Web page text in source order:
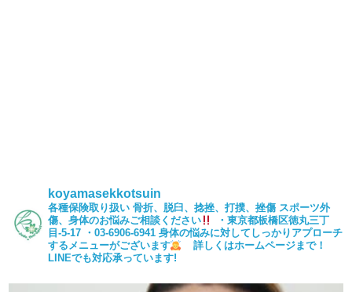
koyamasekkotsuin
各種保険取り扱い 骨折、脱臼、捻挫、打撲、挫傷 スポーツ外
傷、身体のお悩みご相談ください
・東京都板橋区徳丸三丁
目-5-17 ・03-6906-6941 身体の悩みに対してしっかりアプローチ
するメニューがございます
詳しくはホームページまで！
LINEでも対応承っています!